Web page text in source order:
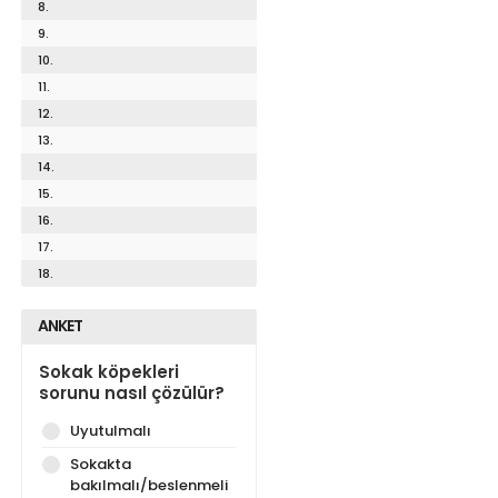
8.
9.
10.
11.
12.
13.
14.
15.
16.
17.
18.
ANKET
Sokak köpekleri
sorunu nasıl çözülür?
Uyutulmalı
Sokakta
bakılmalı/beslenmeli